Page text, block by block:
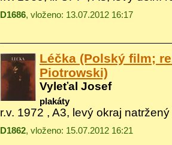
D1686, vloženo: 13.07.2012 16:17
Léčka (Polský film;
Piotrowski)
Vyleťal Josef
plakáty
r.v. 1972 , A3, levý okraj natržený
D1862, vloženo: 15.07.2012 16:21